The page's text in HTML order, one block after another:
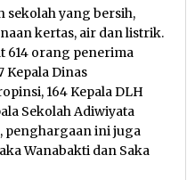
sekolah yang bersih,
kertas, air dan listrik.
614 orang penerima
Kepala Dinas
164 Kepala DLH
Sekolah Adiwiyata
penghargaan ini juga
Wanabakti dan Saka